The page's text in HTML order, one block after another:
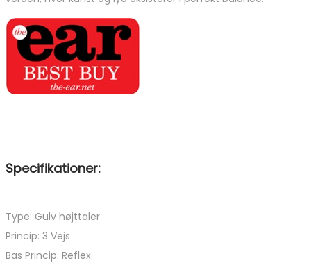
Specifikationer:
Type: Gulv højttaler
Princip: 3 Vejs
Bas Princip: Reflex.